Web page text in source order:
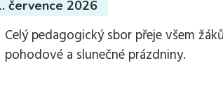
července 2026
Celý pedagogický sbor přeje všem
pohodové a slunečné prázdniny.